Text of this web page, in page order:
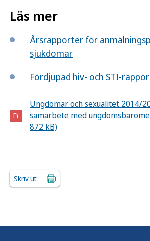
Läs mer
Årsrapporter för
sjukdomar
Fördjupad hiv- och STI-
Ungdomar och sexualitet 2014/
samarbete med
872 kB)
Skriv ut